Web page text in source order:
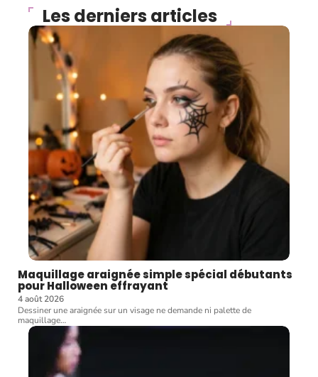
Les derniers articles
Maquillage araignée simple spécial débutants
pour Halloween effrayant
4 août 2026
Dessiner une araignée sur un visage ne demande ni palette de
maquillage…